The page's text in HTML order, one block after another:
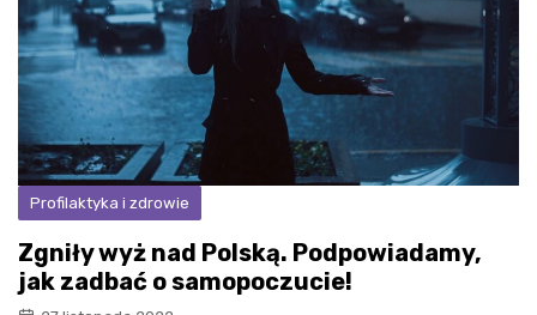
Profilaktyka i zdrowie
Zgniły wyż nad Polską. Podpowiadamy,
jak zadbać o samopoczucie!